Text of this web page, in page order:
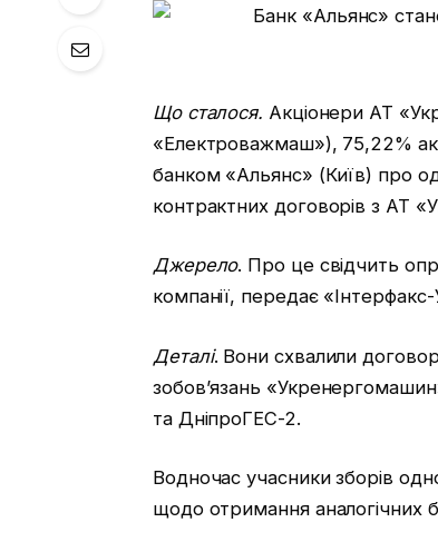
Що сталося. Акціонери АТ
«Електроважмаш»), 75,22%
банком «Альянс» (Київ) про
контрактних договорів з АТ
Джерело. Про це свідчить
компанії, передає «Інтерфакс-
Деталі. Вони схвалили
зобов’язань
та ДніпроГЕС-2.
Водночас учасники зборів
щодо отримання аналогічних